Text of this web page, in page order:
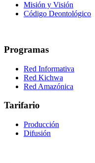
Misión y Visión
Código Deontológico
Programas
Red Informativa
Red Kichwa
Red Amazónica
Tarifario
Producción
Difusión